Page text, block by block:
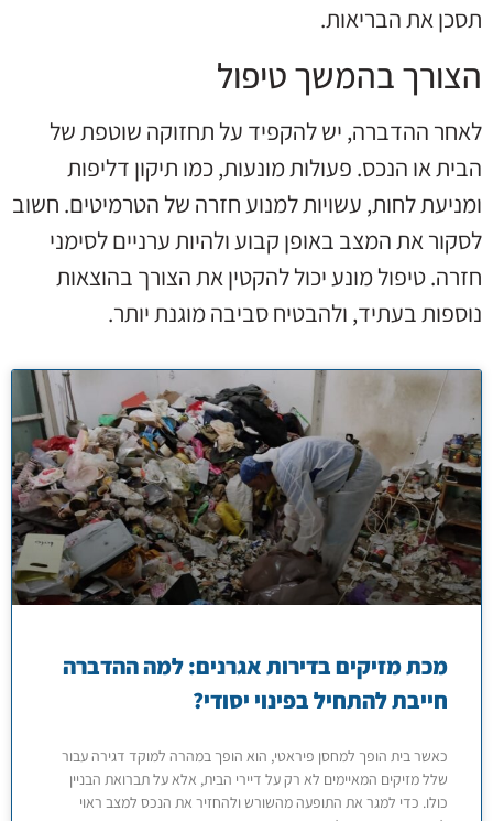
תסכן את הבריאות.
הצורך בהמשך טיפול
לאחר ההדברה, יש להקפיד על תחזוקה שוטפת של
הבית או הנכס. פעולות מונעות, כמו תיקון דליפות
ומניעת לחות, עשויות למנוע חזרה של הטרמיטים. חשוב
לסקור את המצב באופן קבוע ולהיות ערניים לסימני
חזרה. טיפול מונע יכול להקטין את הצורך בהוצאות
נוספות בעתיד, ולהבטיח סביבה מוגנת יותר.
מכת מזיקים בדירות אגרנים: למה ההדברה
חייבת להתחיל בפינוי יסודי?
כאשר בית הופך למחסן פיראטי, הוא הופך במהרה למוקד דגירה עבור
שלל מזיקים המאיימים לא רק על דיירי הבית, אלא על תברואת הבניין
כולו. כדי למגר את התופעה מהשורש ולהחזיר את הנכס למצב ראוי